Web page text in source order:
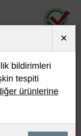
×
bildirimleri
tespiti
ürünlerine